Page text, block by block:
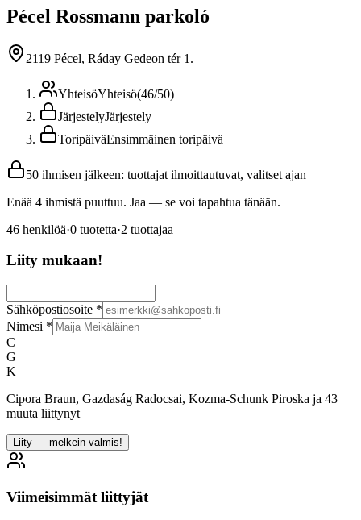
Pécel Rossmann parkoló
2119 Pécel, Ráday Gedeon tér 1.
YhteisöYhteisö(46/50)
JärjestelyJärjestely
ToripäiväEnsimmäinen toripäivä
50 ihmisen jälkeen: tuottajat ilmoittautuvat, valitset ajan
Enää 4 ihmistä puuttuu. Jaa — se voi tapahtua tänään.
46 henkilöä·0 tuotetta·2 tuottajaa
Liity mukaan!
Sähköpostiosoite *
Nimesi *
C
G
K
Cipora Braun, Gazdaság Radocsai, Kozma-Schunk Piroska ja 43
muuta liittynyt
Liity — melkein valmis!
Viimeisimmät liittyjät